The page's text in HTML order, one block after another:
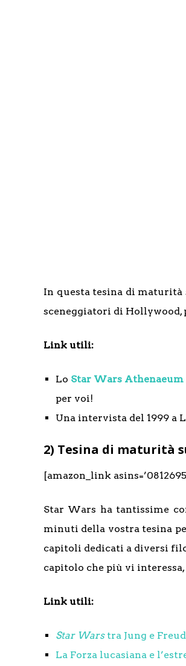
In questa tesina di maturità
sceneggiatori di
Link utili:
Lo Star Wars Athenaeum
per voi!
Una intervista del 1999 a
2) Tesina di maturità
[amazon_link
Star Wars ha tantissime
minuti della vostra tesina
capitoli dedicati a diversi
capitolo che più vi
Link utili:
Star Warstra Jung e Freud
La Forza lucasiana e